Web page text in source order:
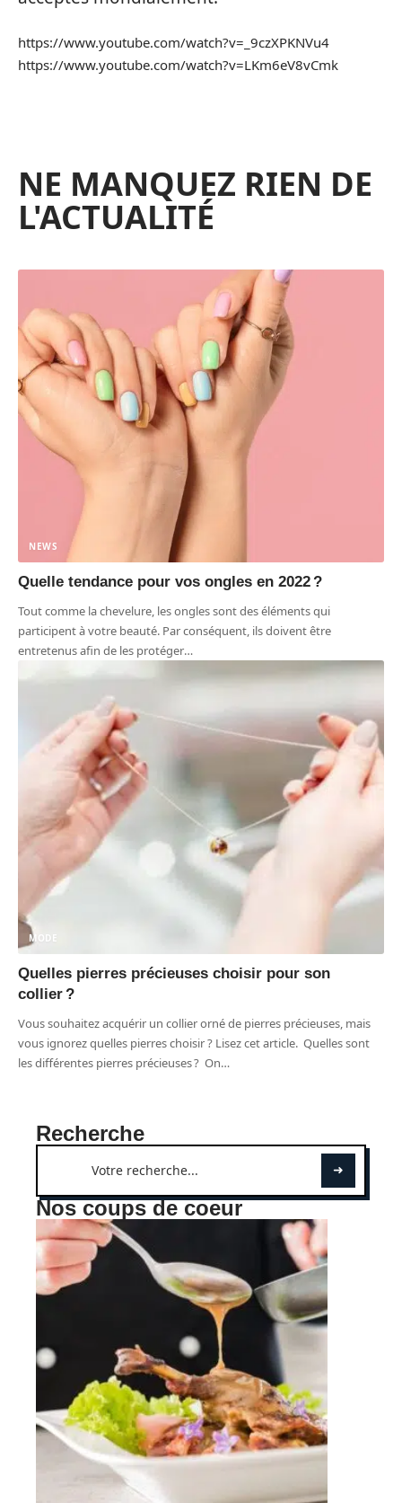
https://www.youtube.com/watch?v=_9czXPKNVu4
https://www.youtube.com/watch?v=LKm6eV8vCmk
NE MANQUEZ RIEN DE
L'ACTUALITÉ
NEWS
Quelle tendance pour vos ongles en 2022 ?
Tout comme la chevelure, les ongles sont des éléments qui
participent à votre beauté. Par conséquent, ils doivent être
entretenus afin de les protéger…
MODE
Quelles pierres précieuses choisir pour son
collier ?
Vous souhaitez acquérir un collier orné de pierres précieuses, mais
vous ignorez quelles pierres choisir ? Lisez cet article. Quelles sont
les différentes pierres précieuses ? On…
Recherche
Nos coups de coeur